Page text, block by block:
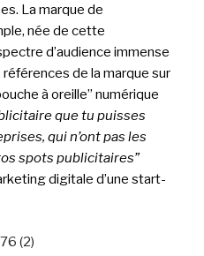
La marque de
née de cette
d’audience immense
de la marque sur
à oreille” numérique
que tu puisses
qui n’ont pas les
spots publicitaires”
digitale d’une start-